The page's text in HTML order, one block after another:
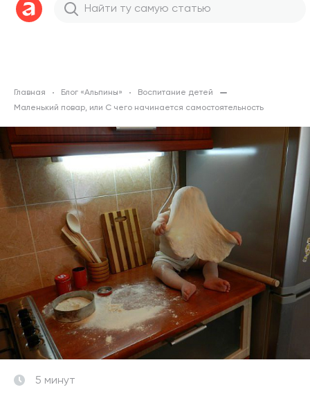
Главная Блог «Альпины»
Воспитание детей
Маленький повар, или С чего начинается самостоятельность
5 минут